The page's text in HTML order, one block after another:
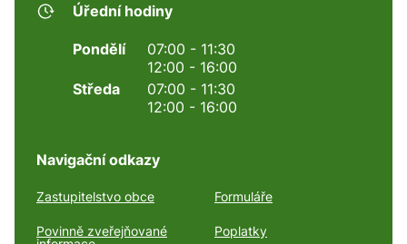
Úřední hodiny
Pondělí
07:00 - 11:30
12:00 - 16:00
Středa
07:00 - 11:30
12:00 - 16:00
Navigační odkazy
Zastupitelstvo obce Formuláře
Povinně zveřejňované
Poplatky